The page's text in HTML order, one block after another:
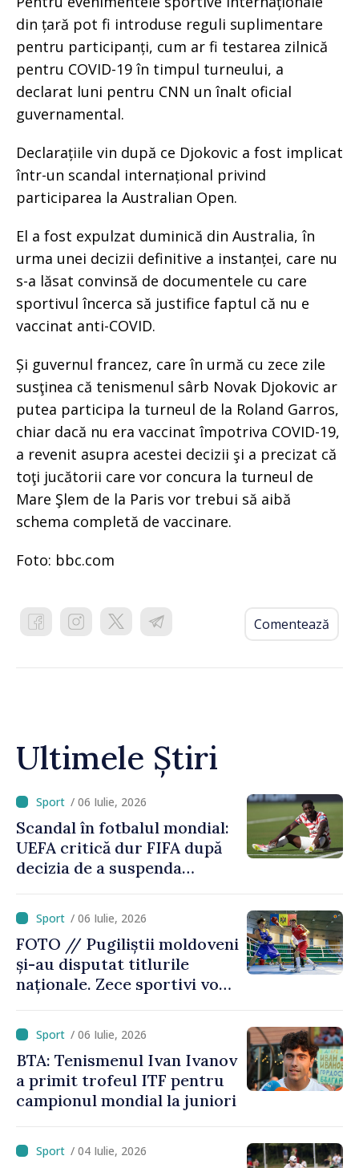
din țară pot fi introduse reguli suplimentare
pentru participanți, cum ar fi testarea zilnică
pentru COVID-19 în timpul turneului, a
declarat luni pentru CNN un înalt oficial
guvernamental.
Declarațiile vin după ce Djokovic a fost implicat
într-un scandal internațional privind
participarea la Australian Open.
El a fost expulzat duminică din Australia, în
urma unei decizii definitive a instanței, care nu
s-a lăsat convinsă de documentele cu care
sportivul încerca să justifice faptul că nu e
vaccinat anti-COVID.
Și guvernul francez, care în urmă cu zece zile
susţinea că tenismenul sârb Novak Djokovic ar
putea participa la turneul de la Roland Garros,
chiar dacă nu era vaccinat împotriva COVID-19,
a revenit asupra acestei decizii şi a precizat că
toţi jucătorii care vor concura la turneul de
Mare Şlem de la Paris vor trebui să aibă
schema completă de vaccinare.
Foto: bbc.com
Comentează
Ultimele Știri
/ 06 Iulie, 2026
Scandal în fotbalul mondial:
UEFA critică dur FIFA după
decizia de a suspenda
americanul Folarin Balogun
/ 06 Iulie, 2026
FOTO // Pugiliștii moldoveni
și-au disputat titlurile
naționale. Zece sportivi vor
/ 06 Iulie, 2026
BTA: Tenismenul Ivan Ivanov
a primit trofeul ITF pentru
campionul mondial la juniori
/ 04 Iulie, 2026